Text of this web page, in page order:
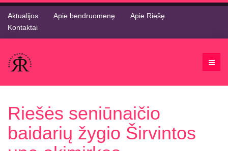
Aktualijos Apie bendruomenę
Apie Riešę
Kontaktai
Riešės seniūnaičio
baidarių žygio Širvintos